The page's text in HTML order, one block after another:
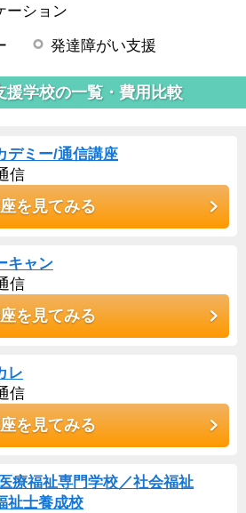
ーション
発達障がい支援
援学校の一覧・費用比較
デミー/通信講座
信
を見てみる
キャン
信
を見てみる
レ
信
を見てみる
療福祉専門学校／社会福祉
祉士養成校